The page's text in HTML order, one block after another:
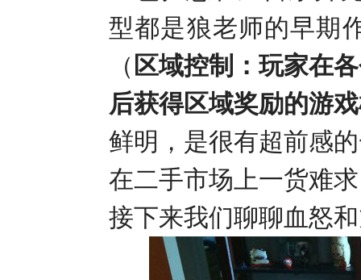
型都是狼老师的早期
（ 区域控制：玩家在
后获得区域奖励的游
鲜明，是很有超前感
在二手市场上一货难
接下来我们聊聊血怒